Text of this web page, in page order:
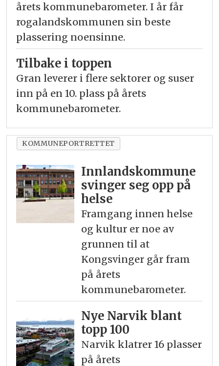
årets kommunebarometer. I år får
rogalandskommunen sin beste
plassering noensinne.
Tilbake i toppen
Gran leverer i flere sektorer og suser
inn på en 10. plass på årets
kommunebarometer.
KOMMUNEPORTRETTET
Innlandskommune
svinger seg opp på
helse
Framgang innen helse
og kultur er noe av
grunnen til at
Kongsvinger går fram
på årets
kommunebarometer.
Nye Narvik blant
topp 100
Narvik klatrer 16 plasser
på årets